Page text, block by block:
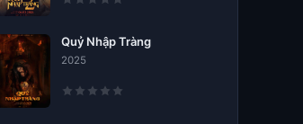
Quỷ Nhập Tràng
2025